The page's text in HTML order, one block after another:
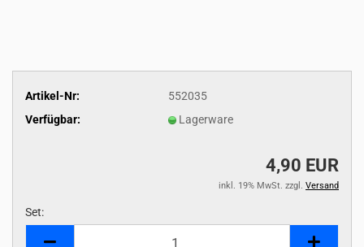
Artikel-Nr:
552035
Verfügbar:
Lagerware
4,90 EUR
inkl. 19% MwSt. zzgl. Versand
Set: